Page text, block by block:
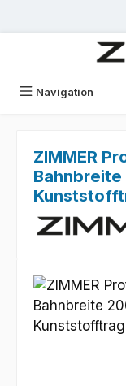
Navigation
ZIMMER
Bahnbreite
Bildergalerie